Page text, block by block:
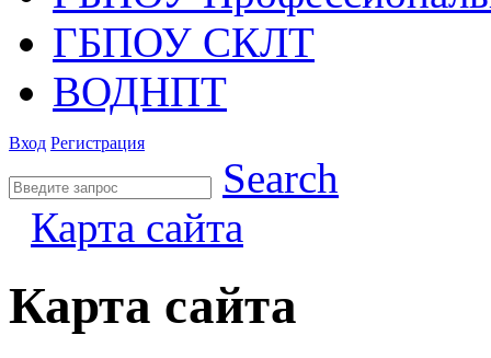
ГБПОУ СКЛТ
ВОДНПТ
Вход Регистрация
Search
Карта сайта
Карта сайта